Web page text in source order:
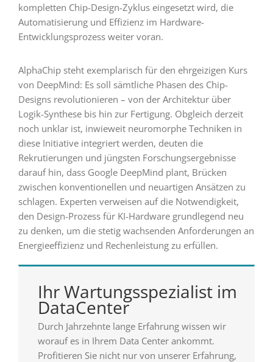
kompletten Chip-Design-Zyklus eingesetzt wird, die
Automatisierung und Effizienz im Hardware-
Entwicklungsprozess weiter voran.
AlphaChip steht exemplarisch für den ehrgeizigen Kurs
von DeepMind: Es soll sämtliche Phasen des Chip-
Designs revolutionieren – von der Architektur über
Logik-Synthese bis hin zur Fertigung. Obgleich derzeit
noch unklar ist, inwieweit neuromorphe Techniken in
diese Initiative integriert werden, deuten die
Rekrutierungen und jüngsten Forschungsergebnisse
darauf hin, dass Google DeepMind plant, Brücken
zwischen konventionellen und neuartigen Ansätzen zu
schlagen. Experten verweisen auf die Notwendigkeit,
den Design-Prozess für KI-Hardware grundlegend neu
zu denken, um die stetig wachsenden Anforderungen an
Energieeffizienz und Rechenleistung zu erfüllen.
Ihr Wartungsspezialist im
DataCenter
Durch Jahrzehnte lange Erfahrung wissen wir
worauf es in Ihrem Data Center ankommt.
Profitieren Sie nicht nur von unserer Erfahrung,